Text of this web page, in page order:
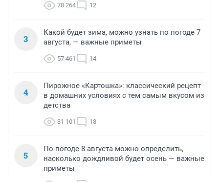
78 264 12
3
Какой будет зима, можно узнать по погоде 7
августа, — важные приметы
57 461 14
4
Пирожное «Картошка»: классический рецепт
в домашних условиях с тем самым вкусом из
детства
31 101 18
5
По погоде 8 августа можно определить,
насколько дождливой будет осень — важные
приметы